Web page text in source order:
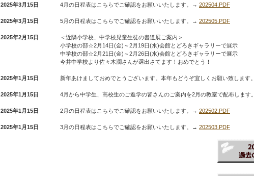
2025年3月15日 4月の日程表はこちらでご確認をお願いいたします。→ 202504.PDF
2025年3月15日 5月の日程表はこちらでご確認をお願いいたします。→ 202505.PDF
2025年2月15日
＜近隣小学校、中学校児童生徒の書道展ご案内＞
小学校の部☆2月14日(金)～2月19日(水)会館とどろきギャラリーで展示
中学校の部☆2月21日(金)～2月26日(水)会館とどろきギャラリーで展示
今井中学校より佐々木潤さんが選出さてます！おめでとう！
2025年1月15日 新年あけましておめでとうございます。本年もどうぞ宜しくお願い致します。
2025年1月15日 4月から中学生、高校生のご進学の皆さんのご案内を2月の教室で配布します。
2025年1月15日 2月の日程表はこちらでご確認をお願いいたします。→ 202502.PDF
2025年1月15日 3月の日程表はこちらでご確認をお願いいたします。→ 202503.PDF